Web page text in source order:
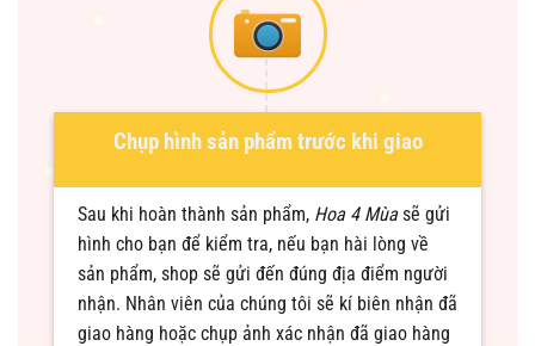
Chụp hình sản phẩm trước khi giao
Sau khi hoàn thành sản phẩm, Hoa 4 Mùasẽ gửi
hình cho bạn để kiểm tra, nếu bạn hài lòng về
sản phẩm, shop sẽ gửi đến đúng địa điểm người
nhận. Nhân viên của chúng tôi sẽ kí biên nhận đã
giao hàng hoặc chụp ảnh xác nhận đã giao hàng